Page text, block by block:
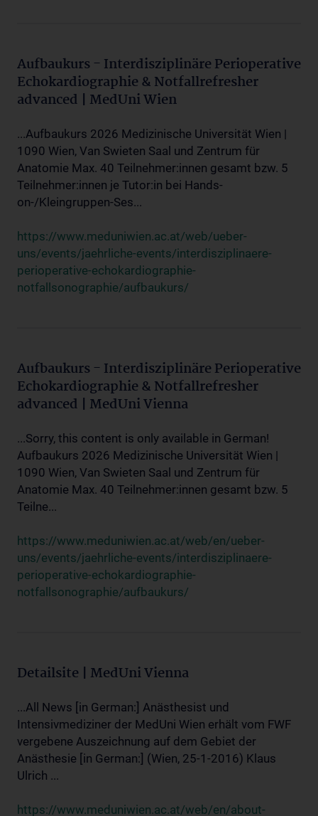
Aufbaukurs - Interdisziplinäre Perioperative
Echokardiographie & Notfallrefresher
advanced | MedUni Wien
...Aufbaukurs 2026 Medizinische Universität Wien |
1090 Wien, Van Swieten Saal und Zentrum für
Anatomie Max. 40 Teilnehmer:innen gesamt bzw. 5
Teilnehmer:innen je Tutor:in bei Hands-
on-/Kleingruppen-Ses...
https://www.meduniwien.ac.at/web/ueber-
uns/events/jaehrliche-events/interdisziplinaere-
perioperative-echokardiographie-
notfallsonographie/aufbaukurs/
Aufbaukurs - Interdisziplinäre Perioperative
Echokardiographie & Notfallrefresher
advanced | MedUni Vienna
...Sorry, this content is only available in German!
Aufbaukurs 2026 Medizinische Universität Wien |
1090 Wien, Van Swieten Saal und Zentrum für
Anatomie Max. 40 Teilnehmer:innen gesamt bzw. 5
Teilne...
https://www.meduniwien.ac.at/web/en/ueber-
uns/events/jaehrliche-events/interdisziplinaere-
perioperative-echokardiographie-
notfallsonographie/aufbaukurs/
Detailsite | MedUni Vienna
...All News [in German:] Anästhesist und
Intensivmediziner der MedUni Wien erhält vom FWF
vergebene Auszeichnung auf dem Gebiet der
Anästhesie [in German:] (Wien, 25-1-2016) Klaus
Ulrich ...
https://www.meduniwien.ac.at/web/en/about-